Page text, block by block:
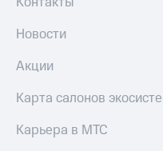
Новости
Акции
Карта салонов
Карьера в МТС